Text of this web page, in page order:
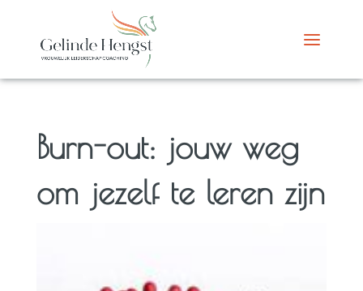
Burn-out: jouw weg
om jezelf te leren zijn